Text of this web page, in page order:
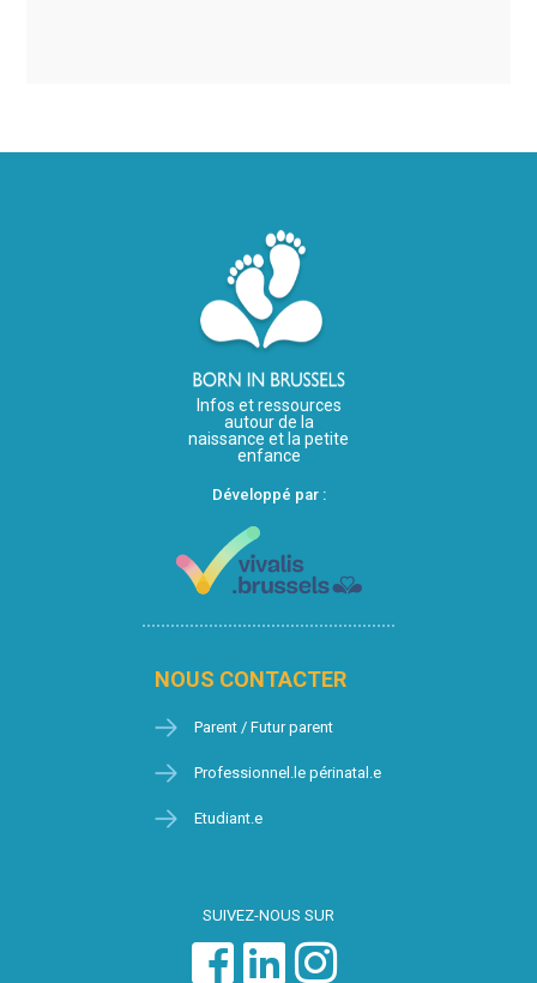
Infos et ressources
autour de la
naissance et la petite
enfance
Développé par :
NOUS CONTACTER
Parent / Futur parent
Professionnel.le périnatal.e
Etudiant.e
SUIVEZ-NOUS SUR